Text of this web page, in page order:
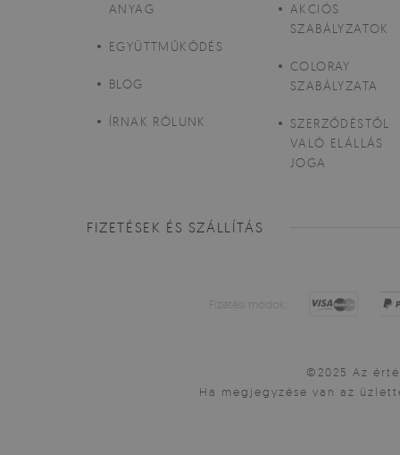
ANYAG
EGYÜTTMŰKÖDÉS
BLOG
ÍRNAK RÓLUNK
AKCIÓS
SZABÁLYZATOK
COLORAY
SZABÁLYZATA
SZERZŐDÉSTŐL
VALÓ ELÁLLÁS
JOGA
FIZETÉSEK ÉS SZÁLLÍTÁS
Fizetési módok:
©2025 Az
Ha megjegyzése van az